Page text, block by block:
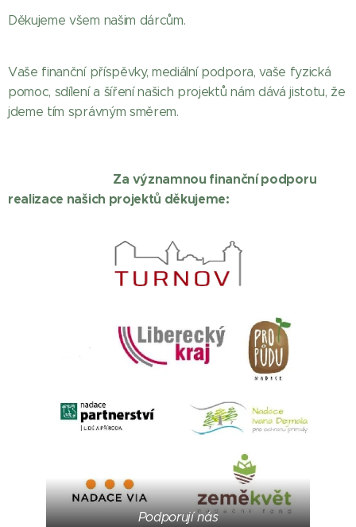
Děkujeme všem našim dárcům.
Vaše finanční příspěvky, mediální podpora, vaše fyzická
pomoc, sdílení a šíření našich projektů nám dává jistotu, že
jdeme tím správným směrem.
Za významnou finanční podporu
realizace našich projektů děkujeme:
Podporují nás